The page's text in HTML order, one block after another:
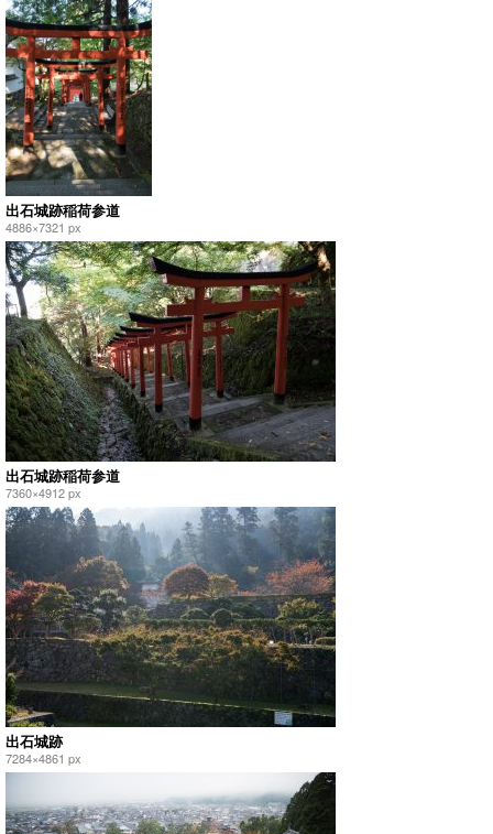
出石城跡稲荷参道
4886×7321 px
出石城跡稲荷参道
7360×4912 px
出石城跡
7284×4861 px